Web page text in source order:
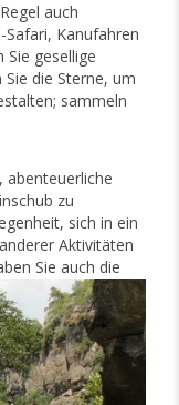
auch
Safari, Kanufahren
Sie gesellige
die Sterne, um
sammeln
abenteuerliche
zu
sich in ein
Aktivitäten
Sie auch die